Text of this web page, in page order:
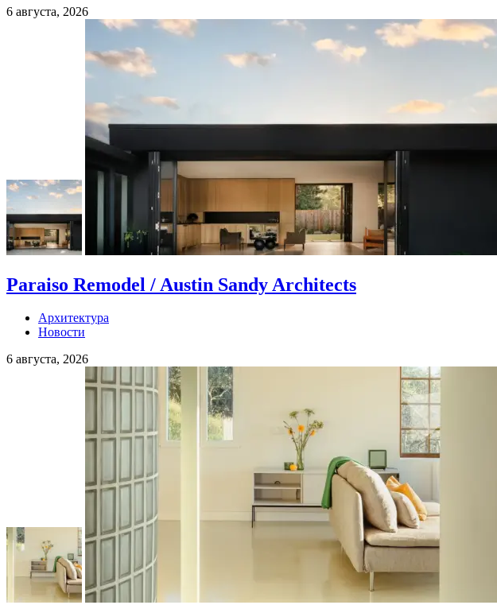
6 августа, 2026
Paraiso Remodel / Austin Sandy Architects
Архитектура
Новости
6 августа, 2026